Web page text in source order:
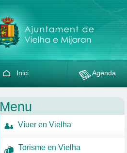
Inici Agenda
Menu
Víuer en Vielha
Torisme en Vielha